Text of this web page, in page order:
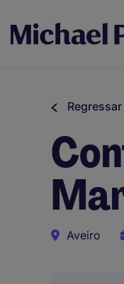
Aveiro